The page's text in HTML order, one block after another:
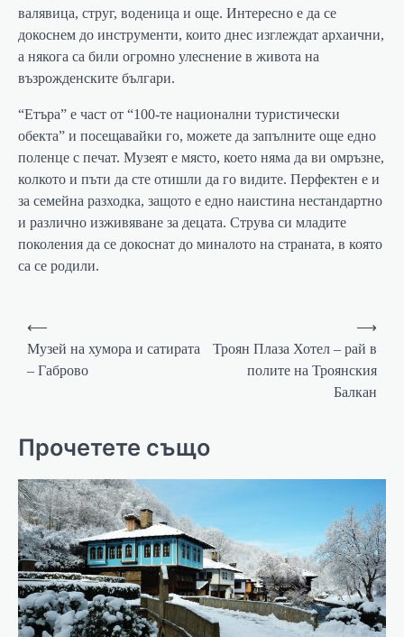
валявица, струг, воденица и още. Интересно е да се
докоснем до инструменти, които днес изглеждат архаични,
а някога са били огромно улеснение в живота на
възрожденските българи.
“Етъра” е част от “100-те национални туристически
обекта” и посещавайки го, можете да запълните още едно
поленце с печат. Музеят е място, което няма да ви омръзне,
колкото и пъти да сте отишли да го видите. Перфектен е и
за семейна разходка, защото е едно наистина нестандартно
и различно изживяване за децата. Струва си младите
поколения да се докоснат до миналото на страната, в която
са се родили.
⟵
Музей на хумора и сатирата
– Габрово
Троян Плаза Хотел – рай в
полите на Троянския
Балкан
⟶
Прочетете също